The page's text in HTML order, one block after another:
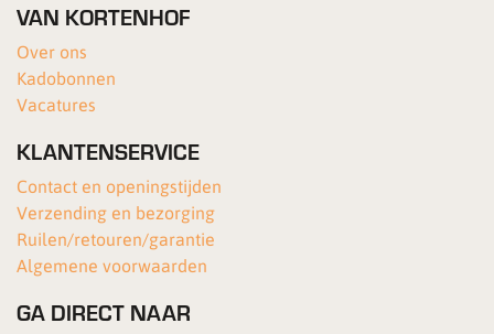
VAN KORTENHOF
Over ons
Kadobonnen
Vacatures
KLANTENSERVICE
Contact en openingstijden
Verzending en bezorging
Ruilen/retouren/garantie
Algemene voorwaarden
GA DIRECT NAAR